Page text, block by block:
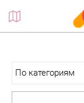
Планы этажей
По категориям